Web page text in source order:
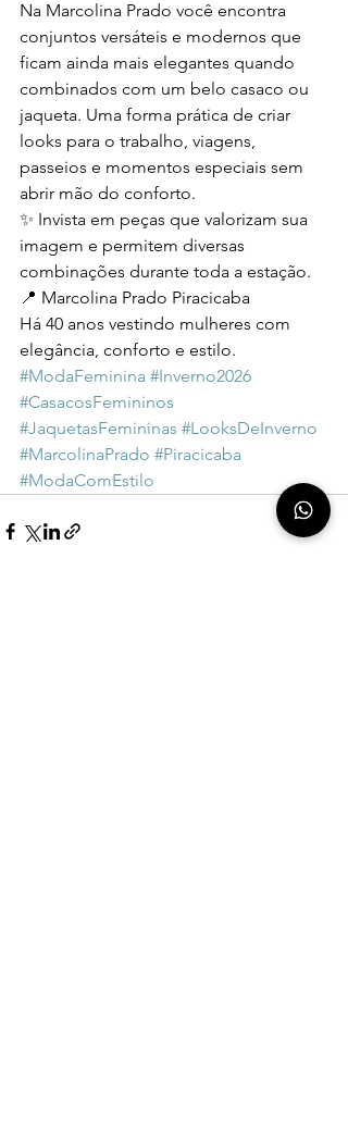
Na Marcolina Prado você encontra
conjuntos versáteis e modernos que
ficam ainda mais elegantes quando
combinados com um belo casaco ou
jaqueta. Uma forma prática de criar
looks para o trabalho, viagens,
passeios e momentos especiais sem
abrir mão do conforto.
✨ Invista em peças que valorizam sua
imagem e permitem diversas
combinações durante toda a estação.
📍 Marcolina Prado Piracicaba
Há 40 anos vestindo mulheres com
elegância, conforto e estilo.
#ModaFeminina #Inverno2026
#CasacosFemininos
#JaquetasFemininas #LooksDeInverno
#MarcolinaPrado #Piracicaba
#ModaComEstilo